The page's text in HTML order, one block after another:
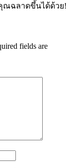
ณฉลาดขึ้นได้ด้วย!
fields are